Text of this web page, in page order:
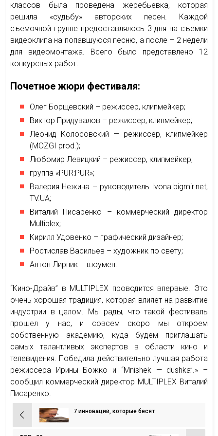
классов была проведена жеребьевка, которая
решила «судьбу» авторских песен. Каждой
съемочной группе предоставлялось 3 дня на съемки
видеоклипа на попавшуюся песню, а после – 2 недели
для видеомонтажа. Всего было представлено 12
конкурсных работ.
Почетное жюри фестиваля:
Олег Борщевский – режиссер, клипмейкер;
Виктор Придувалов – режиссер, клипмейкер;
Леонид Колосовский — режиссер, клипмейкер
(MOZGI prod.);
Любомир Левицкий – режиссер, клипмейкер;
группа «PUR:PUR»;
Валерия Нежина – руководитель Ivona.bigmir.net,
TV.UA;
Виталий Писаренко – коммерческий директор
Multiplex;
Кирилл Удовенко – графический дизайнер;
Ростислав Васильев – художник по свету;
Антон Лирник – шоумен.
“Кино-Драйв” в MULTIPLEX проводится впервые. Это
очень хорошая традиция, которая влияет на развитие
индустрии в целом. Мы рады, что такой фестиваль
прошел у нас, и совсем скоро мы откроем
собственную академию, куда будем приглашать
самых талантливых экспертов в области кино и
телевидения. Победила действительно лучшая работа
режиссера Ирины Божко и “Mnishek — dushka”.» –
сообщил коммерческий директор MULTIPLEX Виталий
Писаренко.
Навигация
по
7 инноваций, которые бесят